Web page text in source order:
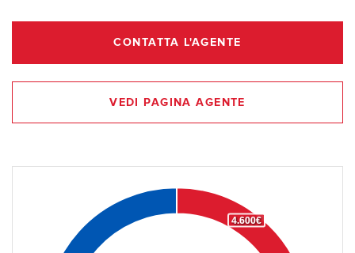
CONTATTA L'AGENTE
VEDI PAGINA AGENTE
4.600€